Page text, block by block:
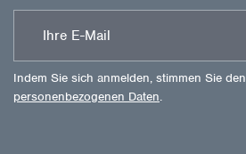
Indem Sie sich anmelden, stimmen Sie den
personenbezogenen Daten.